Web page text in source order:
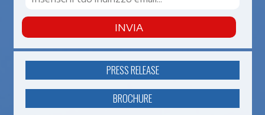
INVIA
PRESS RELEASE
BROCHURE